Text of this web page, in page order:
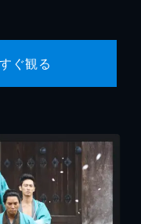
ぐ観る